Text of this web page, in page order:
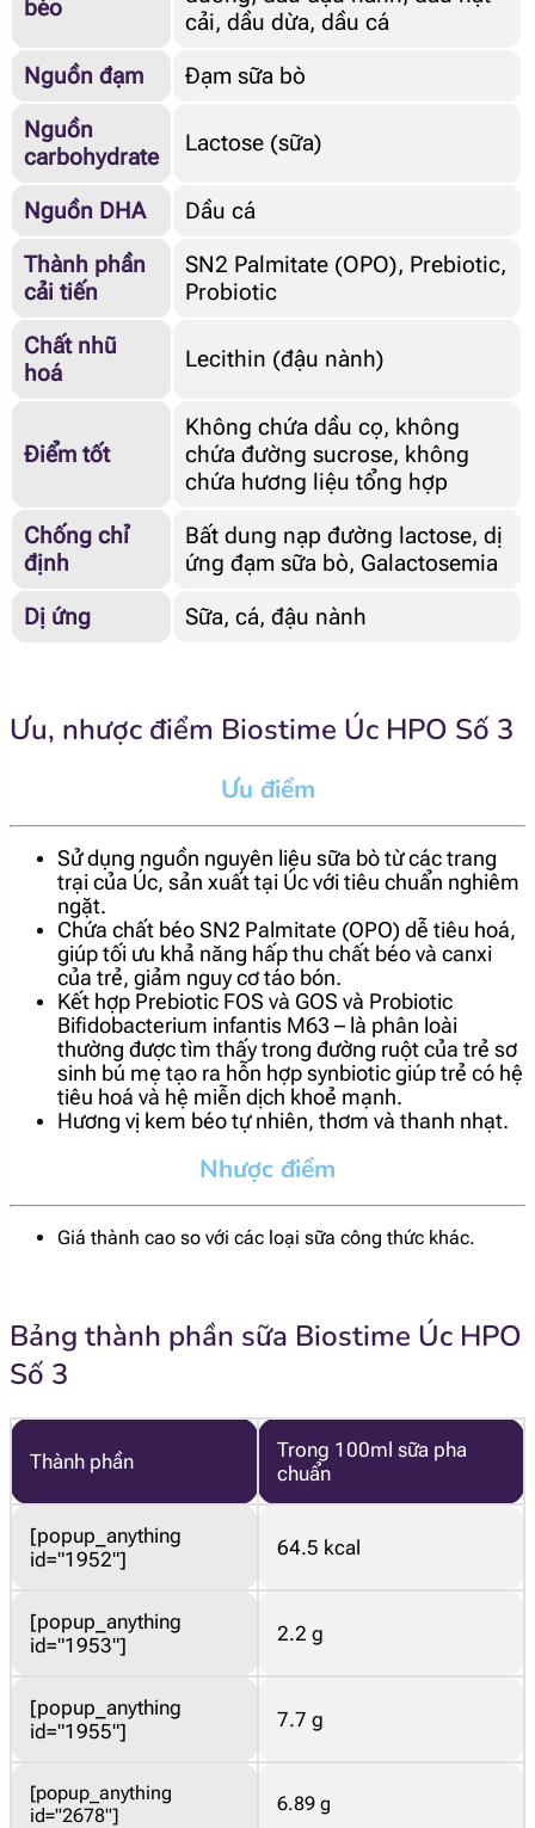
béo
cải, dầu dừa, dầu cá
Nguồn đạm
Đạm sữa bò
Nguồn
carbohydrate
Lactose (sữa)
Nguồn DHA
Dầu cá
Thành phần
cải tiến
SN2 Palmitate (OPO), Prebiotic,
Probiotic
Chất nhũ
hoá
Lecithin (đậu nành)
Điểm tốt
Không chứa dầu cọ, không
chứa đường sucrose, không
chứa hương liệu tổng hợp
Chống chỉ
định
Bất dung nạp đường lactose, dị
ứng đạm sữa bò, Galactosemia
Dị ứng
Sữa, cá, đậu nành
Ưu, nhược điểm Biostime Úc HPO Số 3
Ưu điểm
Sử dụng nguồn nguyên liệu sữa bò từ các trang
trại của Úc, sản xuất tại Úc với tiêu chuẩn nghiêm
ngặt.
Chứa chất béo SN2 Palmitate (OPO) dễ tiêu hoá,
giúp tối ưu khả năng hấp thu chất béo và canxi
của trẻ, giảm nguy cơ táo bón.
Kết hợp Prebiotic FOS và GOS và Probiotic
Bifidobacterium infantis M63 – là phân loài
thường được tìm thấy trong đường ruột của trẻ sơ
sinh bú mẹ tạo ra hỗn hợp synbiotic giúp trẻ có hệ
tiêu hoá và hệ miễn dịch khoẻ mạnh.
Hương vị kem béo tự nhiên, thơm và thanh nhạt.
Nhược điểm
Giá thành cao so với các loại sữa công thức khác.
Bảng thành phần sữa Biostime Úc HPO
Số 3
Thành phần
Trong 100ml sữa pha
chuẩn
[popup_anything
id="1952"]
64.5 kcal
[popup_anything
id="1953"]
2.2 g
[popup_anything
id="1955"]
7.7 g
[popup_anything
id="2678"]
6.89 g